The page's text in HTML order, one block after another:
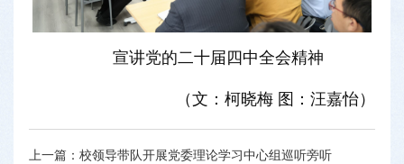
宣讲党的二十届四中全会精神
（文：柯晓梅 图：汪嘉怡）
上一篇： 校领导带队开展党委理论学习中心组巡听旁听